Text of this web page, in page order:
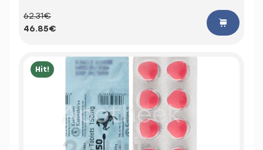
62.31€
46.85€
Hit!